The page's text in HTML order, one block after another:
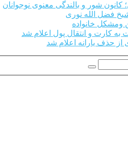
کانون شور و بالندگی معنوی نوجوانان
فضل الله نوری
ومشکل خانواده
کارت و انتقال پول اعلام شد
از حذف یارانه اعلام شد